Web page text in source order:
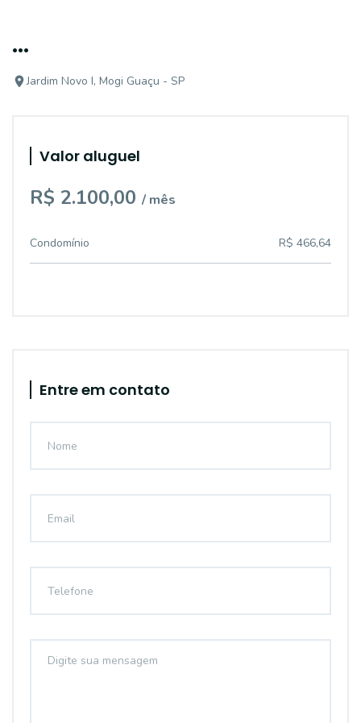
...
Jardim Novo I, Mogi Guaçu - SP
Valor aluguel
R$ 2.100,00 / mês
Condomínio R$ 466,64
Entre em contato